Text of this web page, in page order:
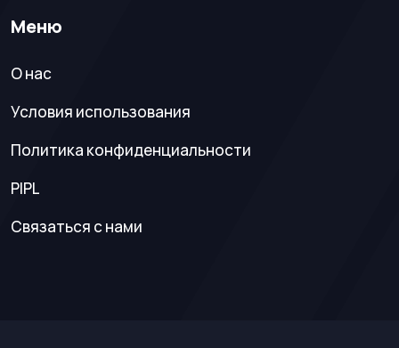
Меню
О нас
Условия использования
Политика конфиденциальности
PIPL
Связаться с нами